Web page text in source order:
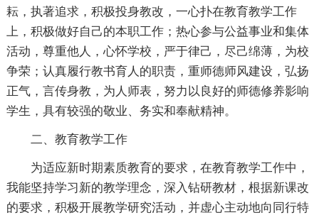
耘，执著追求，积极投身教改，一心扑在教育教学工作
上，积极做好自己的本职工作；热心参与公益事业和集体
活动，尊重他人，心怀学校，严于律己，尽己绵薄，为校
争荣；认真履行教书育人的职责，重师德师风建设，弘扬
正气，言传身教，为人师表，努力以良好的师德修养影响
学生，具有较强的敬业、务实和奉献精神。
二、教育教学工作
为适应新时期素质教育的要求，在教育教学工作中，
我能坚持学习新的教学理念，深入钻研教材，根据新课改
的要求，积极开展教学研究活动，并虚心主动地向同行特